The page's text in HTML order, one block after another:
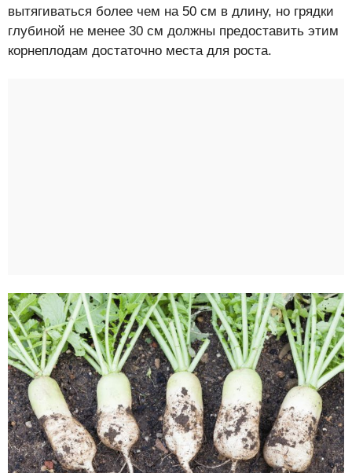
вытягиваться более чем на 50 см в длину, но грядки
глубиной не менее 30 см должны предоставить этим
корнеплодам достаточно места для роста.